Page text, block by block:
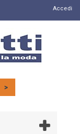
Accedi
>